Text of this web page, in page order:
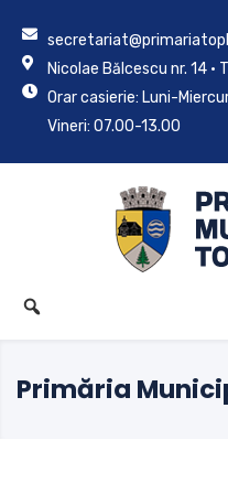
Nicolae Bălcescu nr. 14 •
Orar casierie: Luni-
Vineri: 07.00-13.00
Primăria